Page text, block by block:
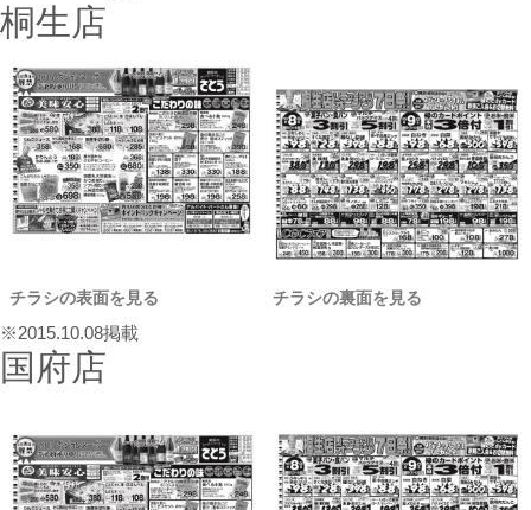
桐生店
チラシの表面を見る チラシの裏面を見る
※2015.10.08掲載
国府店